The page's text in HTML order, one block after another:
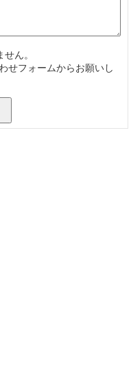
ん。
せフォームからお願いし